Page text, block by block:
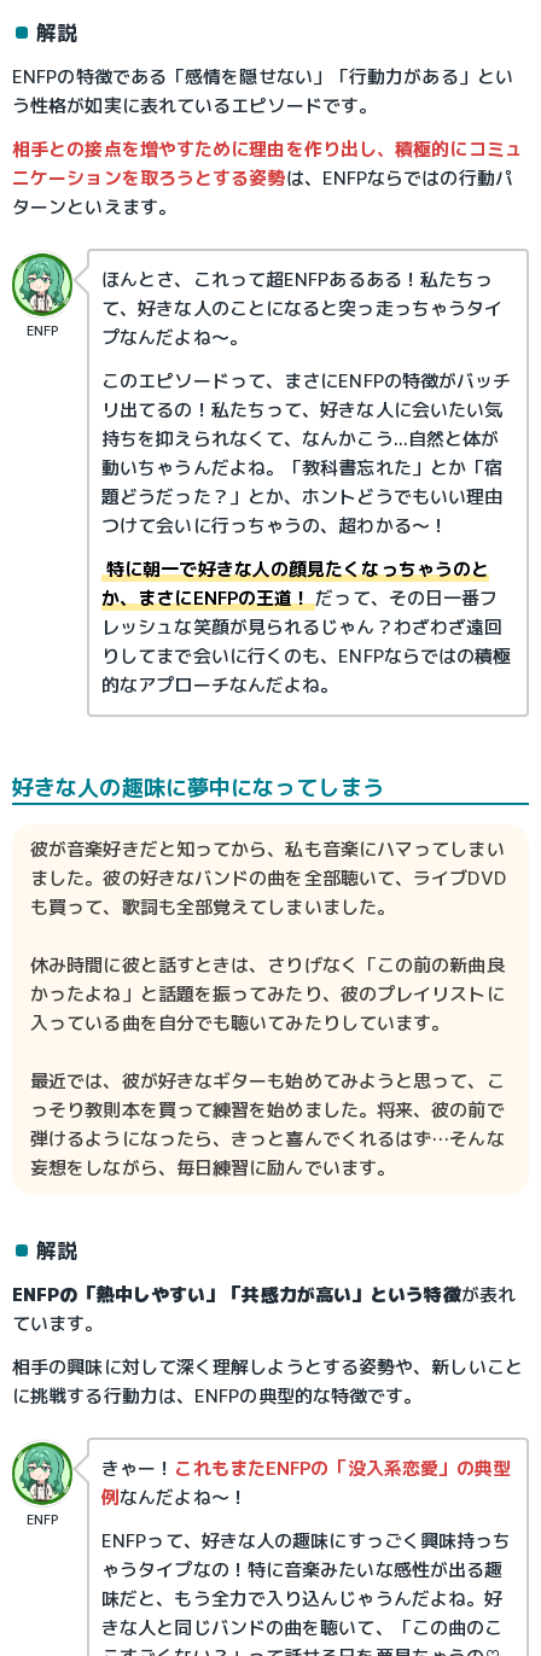
解説
ENFPの特徴である「感情を隠せない」「行動力がある」とい
う性格が如実に表れているエピソードです。
相手との接点を増やすために理由を作り出し、積極的にコミュ
ニケーションを取ろうとする姿勢は、ENFPならではの行動パ
ターンといえます。
ENFP
ほんとさ、これって超ENFPあるある！私たちっ
て、好きな人のことになると突っ走っちゃうタイ
プなんだよね～。
このエピソードって、まさにENFPの特徴がバッチ
リ出てるの！私たちって、好きな人に会いたい気
持ちを抑えられなくて、なんかこう...自然と体が
動いちゃうんだよね。「教科書忘れた」とか「宿
題どうだった？」とか、ホントどうでもいい理由
つけて会いに行っちゃうの、超わかる～！
特に朝一で好きな人の顔見たくなっちゃうのと
か、まさにENFPの王道！ だって、その日一番フ
レッシュな笑顔が見られるじゃん？わざわざ遠回
りしてまで会いに行くのも、ENFPならではの積極
的なアプローチなんだよね。
好きな人の趣味に夢中になってしまう
彼が音楽好きだと知ってから、私も音楽にハマってしまい
ました。彼の好きなバンドの曲を全部聴いて、ライブDVD
も買って、歌詞も全部覚えてしまいました。
休み時間に彼と話すときは、さりげなく「この前の新曲良
かったよね」と話題を振ってみたり、彼のプレイリストに
入っている曲を自分でも聴いてみたりしています。
最近では、彼が好きなギターも始めてみようと思って、こ
っそり教則本を買って練習を始めました。将来、彼の前で
弾けるようになったら、きっと喜んでくれるはず…そんな
妄想をしながら、毎日練習に励んでいます。
解説
ENFPの「熱中しやすい」「共感力が高い」という特徴が表れ
ています。
相手の興味に対して深く理解しようとする姿勢や、新しいこと
に挑戦する行動力は、ENFPの典型的な特徴です。
ENFP
きゃー！ これもまたENFPの「没入系恋愛」の典型
例なんだよね～！
ENFPって、好きな人の趣味にすっごく興味持っち
ゃうタイプなの！特に音楽みたいな感性が出る趣
味だと、もう全力で入り込んじゃうんだよね。好
きな人と同じバンドの曲を聴いて、「この曲のこ